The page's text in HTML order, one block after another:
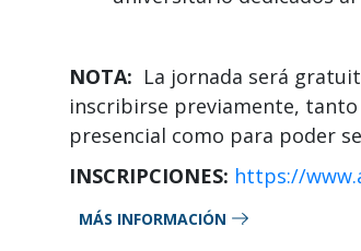
NOTA: La jornada será
inscribirse previamente,
presencial como para poder
INSCRIPCIONES: https://
MÁS INFORMACIÓN